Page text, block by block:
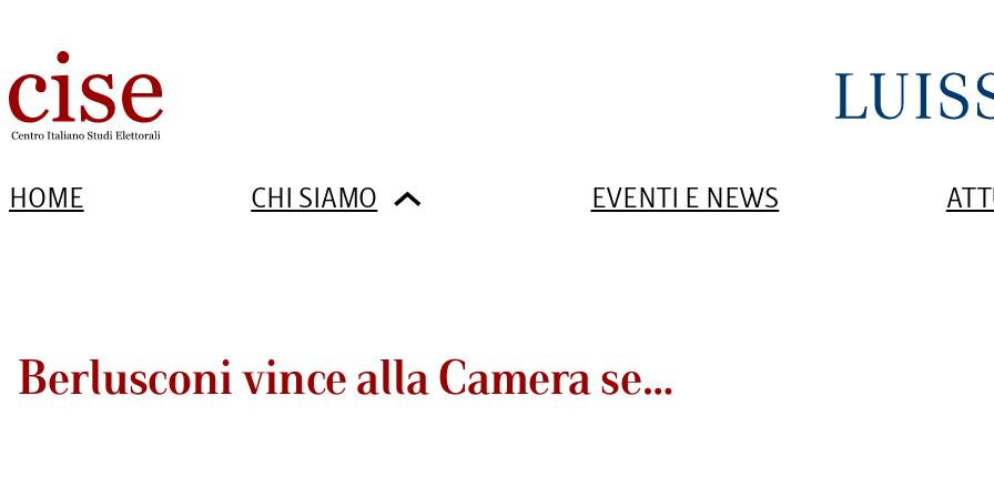
HOME CHI SIAMO EVENTI E NEWS
Berlusconi vince alla Camera se…